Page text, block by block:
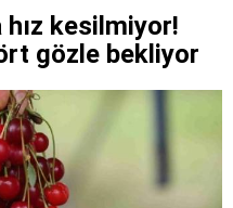
kesilmiyor!
gözle bekliyor